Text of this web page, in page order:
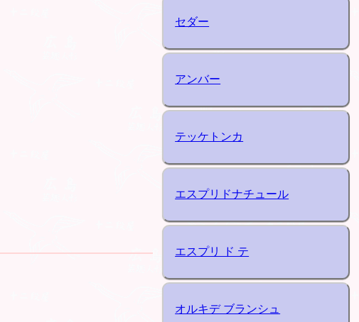
セダー
アンバー
テッケトンカ
エスプリドナチュール
エスプリ ド テ
オルキデ ブランシュ